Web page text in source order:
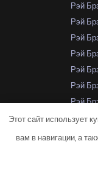
Рэй
Рэй
Рэй
Рэй
Рэй
Рэй
Рэй
Рэй
Рэй
Рэй
Рэй
Этот сайт использует
вам в навигации, а